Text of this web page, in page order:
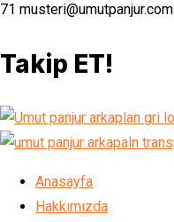
71 musteri@umutpanjur.com
Takip ET!
Anasayfa
Hakkımızda